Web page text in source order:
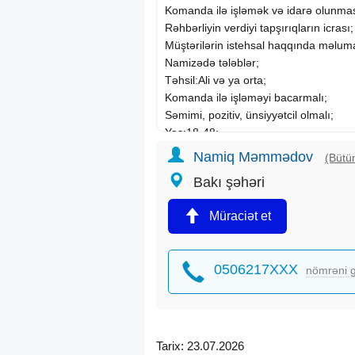
Komanda ilə işləmək və idarə
Rəhbərliyin verdiyi tapşırıqların icrası;
Müştərilərin istehsal haqqında
Namizədə tələblər;
Təhsil:Ali və ya orta;
Komanda ilə işləməyi bacarmalı;
Səmimi, pozitiv, ünsiyyətcil olmalı;
Yaş:18-48;
Cinsi: Xanım və Bəylər.
Qeyd:Təcrübə vacib deyil.Müvafiq
İş qrafiki:Həftədə 5 gün saat (10:00-
Bakı şəh.Nəsimi ray.
Maraqlananlar gmail adresinə CV-
Namiq Məmmədov
Bakı şəhəri
Müraciət et
0506217XXX nömrəni
Tarix: 23.07.2026